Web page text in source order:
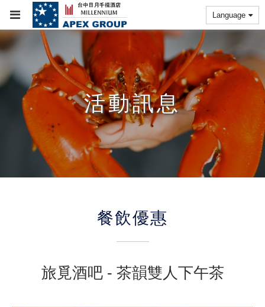
Language
活動訊息
餐飲優惠
旅覓酒吧 - 茶韻雙人下午茶